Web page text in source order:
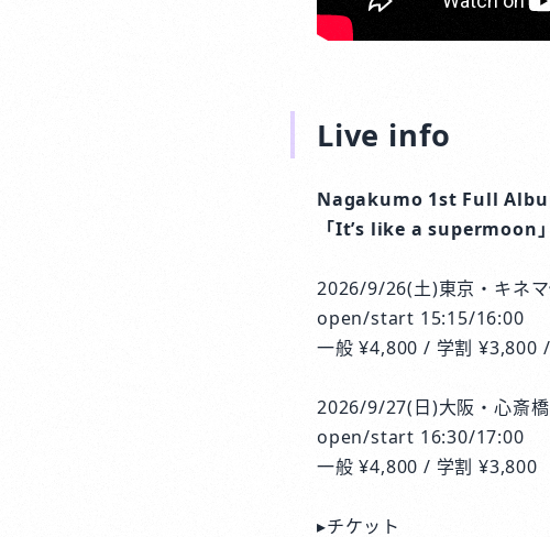
Live info
Nagakumo 1st Full
「It’s like a supermoon」
2026/9/26(土)東京・キネ
open/start 15:15/16:00
一般 ¥4,800 / 学割 ¥3,800
2026/9/27(日)大阪・心斎
open/start 16:30/17:00
一般 ¥4,800 / 学割 ¥3,800
▸チケット